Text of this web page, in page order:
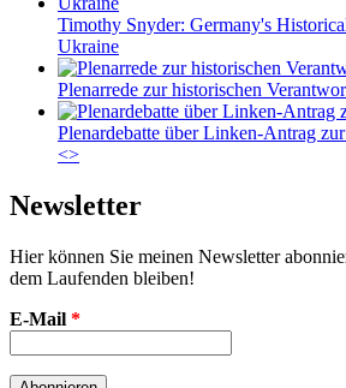
Timothy Snyder: Germany's
Ukraine
Plenarrede zur historischen
Plenardebatte über Linken-Antrag
<>
Newsletter
Hier können Sie meinen Newsletter
dem Laufenden bleiben!
E-Mail *